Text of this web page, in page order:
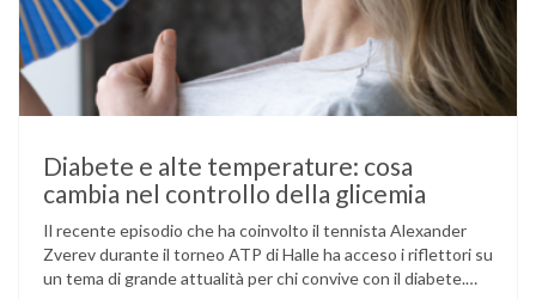
Diabete e alte temperature: cosa
cambia nel controllo della glicemia
Il recente episodio che ha coinvolto il tennista Alexander
Zverev durante il torneo ATP di Halle ha acceso i riflettori su
un tema di grande attualità per chi convive con il diabete.